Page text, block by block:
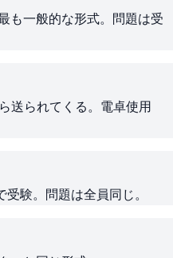
も一般的な形式。問題は受
送られてくる。電卓使用
験。問題は全員同じ。